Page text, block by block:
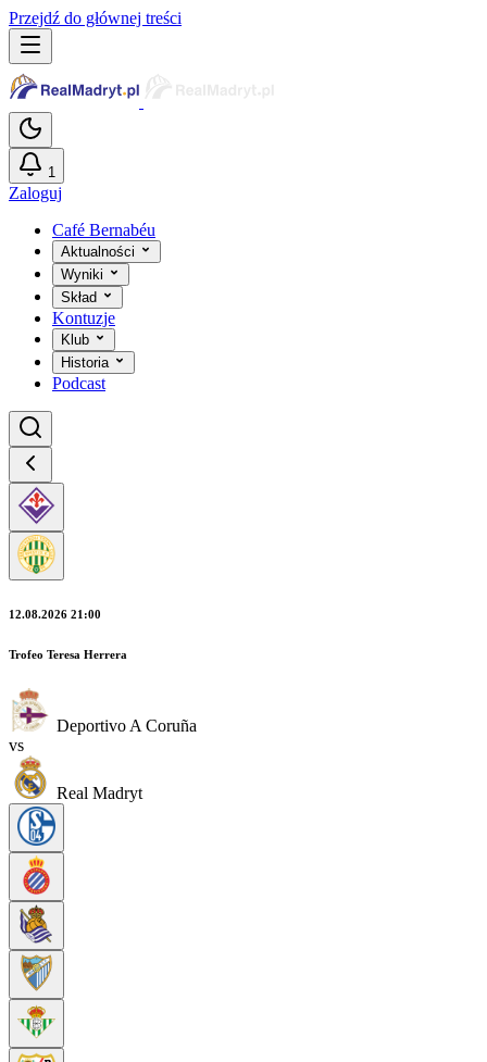
Przejdź do głównej treści
1
Zaloguj
Café Bernabéu
Aktualności
Wyniki
Skład
Kontuzje
Klub
Historia
Podcast
12.08.2026 21:00
Trofeo Teresa Herrera
Deportivo A Coruña
vs
Real Madryt